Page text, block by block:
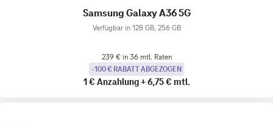
Samsung Galaxy A36 5G
Verfügbar in 128 GB, 256 GB
239 € in 36 mtl. Raten
-100 € RABATT ABGEZOGEN
1 € Anzahlung+6,75 € mtl.